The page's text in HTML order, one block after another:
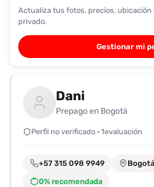
Favoritos
Pronto
podrás
registrarte
guardar
favoritas
para
fácilmente.
Actualiza tus fotos, precios,
privado.
Gestionar mi
Dani
Prepago en Bogotá
Perfil no verificado · 1evaluación
+57 315 098 9949 Bogotá
0% recomendada